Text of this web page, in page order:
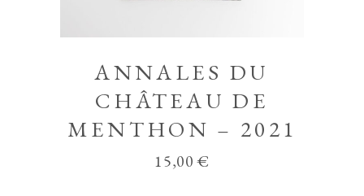
ANNALES DU
CHÂTEAU DE
MENTHON – 2021
15,00€